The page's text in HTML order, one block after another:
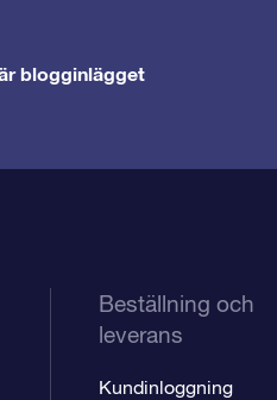
blogginlägget
Beställning och
leverans
Kundinloggning